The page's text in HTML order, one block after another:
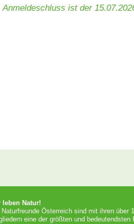
Anmeldeschluss ist der
leben Natur!
Naturfreunde Österreich sind mit ihren über
eine der größten und bedeutendsten